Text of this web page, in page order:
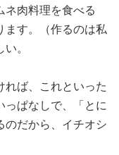
ネ肉料理を食べる
ます。（作るのは私
。
れば、これといった
っぱなしで、「とに
のだから、イチオシ